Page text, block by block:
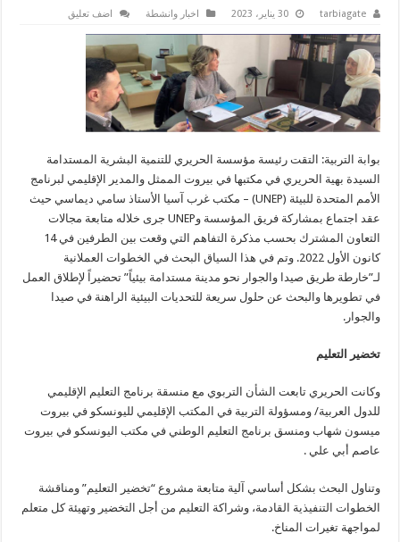
tarbiagate 30 يناير، 2023 اخبار وانشطة اضف تعليق
بوابة التربية: التقت رئيسة مؤسسة الحريري للتنمية البشرية المستدامة
السيدة بهية الحريري في مكتبها في بيروت الممثل والمدير الإقليمي لبرنامج
الأمم المتحدة للبيئة (UNEP) – مكتب غرب آسيا الأستاذ سامي ديماسي حيث
عقد اجتماع بمشاركة فريق المؤسسة وUNEP جرى خلاله متابعة مجالات
التعاون المشترك بحسب مذكرة التفاهم التي وقعت بين الطرفين في 14
كانون الأول 2022. وتم في هذا السياق البحث في الخطوات العملانية
لـ”خارطة طريق صيدا والجوار نحو مدينة مستدامة بيئياً” تحضيراً لإطلاق العمل
في تطويرها والبحث عن حلول سريعة للتحديات البيئية الراهنة في صيدا
والجوار.
تخضير التعليم
وكانت الحريري تابعت الشأن التربوي مع منسقة برنامج التعليم الإقليمي
للدول العربية/ ومسؤولة التربية في المكتب الإقليمي لليونسكو في بيروت
ميسون شهاب ومنسق برنامج التعليم الوطني في مكتب اليونسكو في بيروت
عاصم أبي علي .
وتناول البحث بشكل أساسي آلية متابعة مشروع “تخضير التعليم” ومناقشة
الخطوات التنفيذية القادمة، وشراكة التعليم من أجل التخضير وتهيئة كل متعلم
لمواجهة تغيرات المناخ.